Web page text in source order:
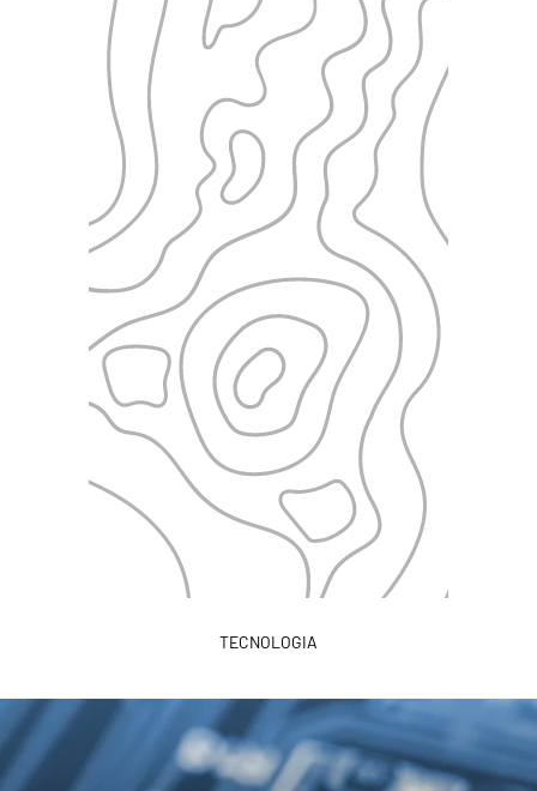
TECNOLOGIA